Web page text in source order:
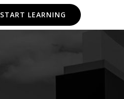
START LEARNING